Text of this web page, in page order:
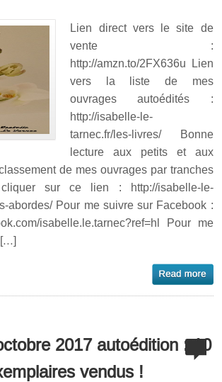
Lien direct vers le site de
vente :
http://amzn.to/2FX636u Lien
vers la liste de mes
ouvrages autoédités :
http://isabelle-le-
tarnec.fr/les-livres/ Bonne
lecture aux petits et aux
de mes ouvrages par tranches
cliquer sur ce lien : http://isabelle-le-
abordes/ Pour me suivre sur Facebook :
isabelle.le.tarnec?ref=hl Pour me
[…]
2017 autoédition : 10
vendus !